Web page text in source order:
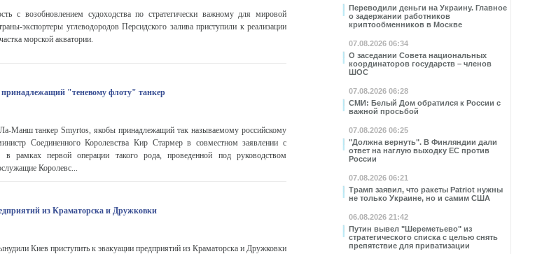
Переводили деньги на Украину. Главное
о задержании работников
криптообменников в Москве
07.08.2026 06:34
О заседании Совета национальных
координаторов государств – членов
ШОС
07.08.2026 06:28
СМИ: Белый Дом обратился к России с
важной просьбой
07.08.2026 06:25
"Должна вернуть". В Финляндии дали
ответ на наглую выходку ЕС против
России
07.08.2026 06:21
Трамп заявил, что ракеты Patriot нужны
не только Украине, но и самим США
06.08.2026 21:42
Путин вывел "Шереметьево" из
стратегического списка с целью снять
препятствие для приватизации
с возобновлением судоходства по стратегически важному для мировой
экспортеры углеводородов Персидского залива приступили к реализации
морской акватории.
"теневому флоту" танкер
Манш танкер Smyrtos, якобы принадлежащий так называемому российскому
Соединенного Королевства Кир Стармер в совместном заявлении с
первой операции такого рода, проведенной под руководством
Королевс...
из Краматорска и Дружковки
Киев приступить к эвакуации предприятий из Краматорска и Дружковки